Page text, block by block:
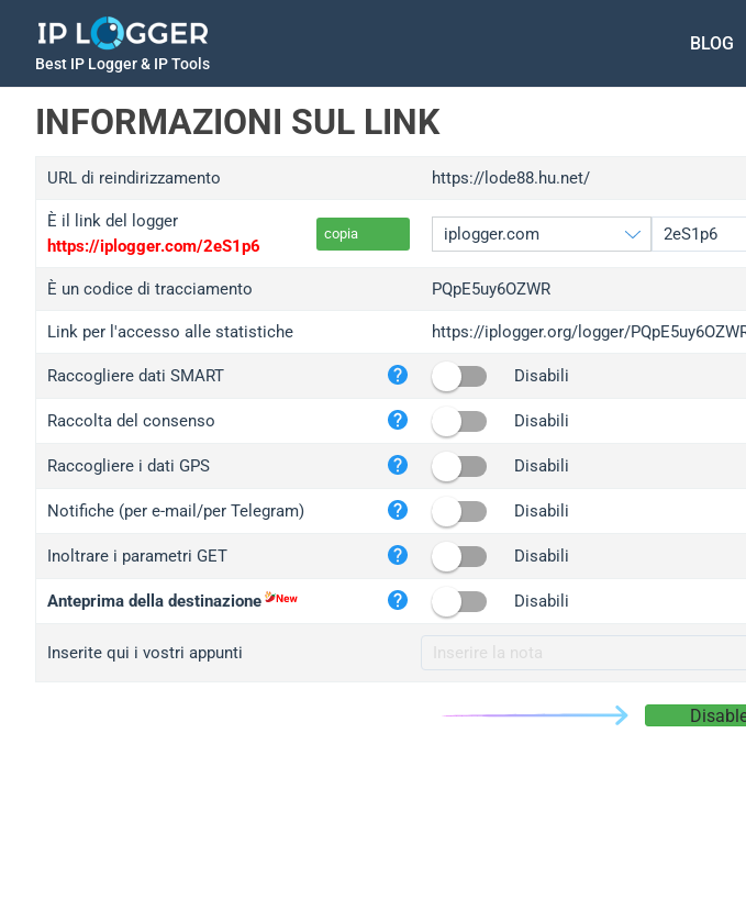
Best IP Logger & IP Tools
BLOG
INFORMAZIONI SUL LINK
URL di reindirizzamento https://lode88.hu.net/
È il link del logger
https://iplogger.com/2eS1p6
copia
iplogger.org
wl.gl
ed.tc
iplogger.com
iplogger.co
2no.co
yip.su
iplogger.info
È un codice di tracciamento PQpE5uy6OZWR
Link per l'accesso alle statistiche https://iplogger.org/logger/
Raccogliere dati SMART Disabili
Raccolta del consenso Disabili
Raccogliere i dati GPS Disabili
Notifiche (per e-mail/per Telegram) Disabili
Inoltrare i parametri GET Disabili
Anteprima della destinazione Disabili
Inserite qui i vostri appunti